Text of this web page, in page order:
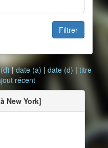
Filtrer
|date (a) | date (d) | titre
récent
New York]